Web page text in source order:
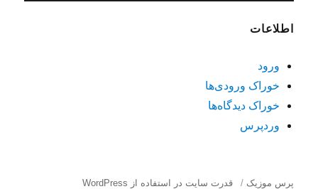
اطلاعات
ورود
خوراک ورودی‌ها
خوراک دیدگاه‌ها
وردپرس
پرس موزیک قدرت سایت در استفاده از WordPress